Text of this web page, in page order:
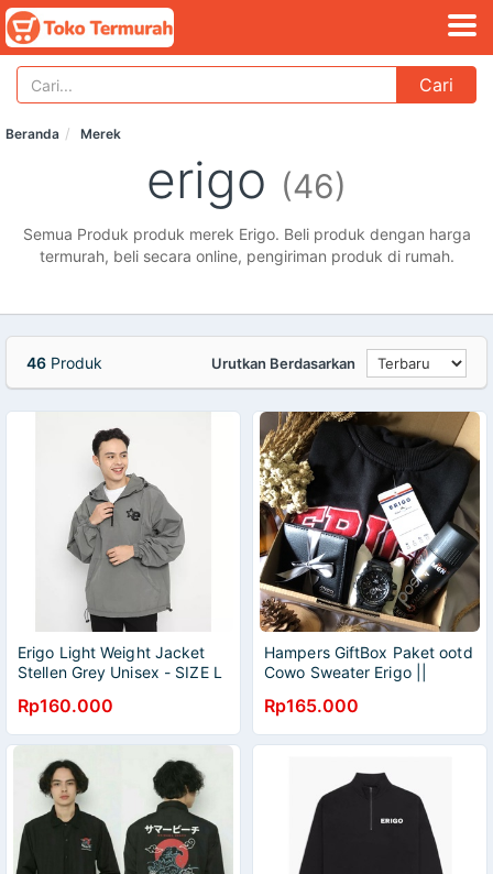
Cari
Beranda Merek
erigo (46)
Semua Produk produk merek Erigo. Beli produk dengan harga
termurah, beli secara online, pengiriman produk di rumah.
46 Produk Urutkan Berdasarkan
Erigo Light Weight Jacket
Stellen Grey Unisex - SIZE L
Rp160.000
Hampers GiftBox Paket ootd
Cowo Sweater Erigo ||
wisuda anniversarry
Rp165.000